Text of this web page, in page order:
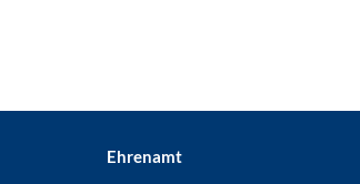
Ehrenamt